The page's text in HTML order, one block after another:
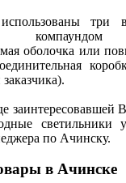
три
компаундом
оболочка или
заинтересовавшей
светильники
по Ачинску.
в Ачинске